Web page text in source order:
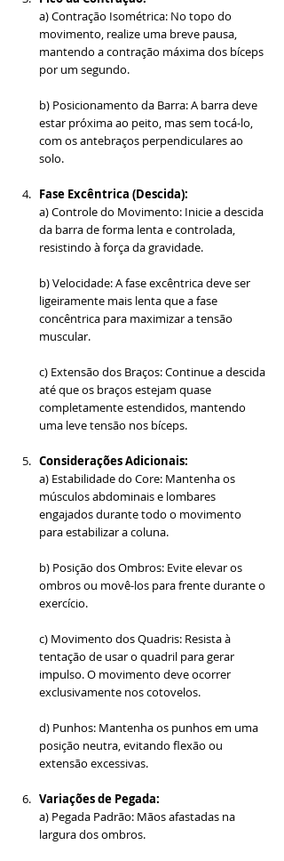
a) Contração Isométrica: No topo do
movimento, realize uma breve pausa,
mantendo a contração máxima dos bíceps
por um segundo.
b) Posicionamento da Barra: A barra deve
estar próxima ao peito, mas sem tocá-lo,
com os antebraços perpendiculares ao
solo.
Fase Excêntrica (Descida):
a) Controle do Movimento: Inicie a descida
da barra de forma lenta e controlada,
resistindo à força da gravidade.
b) Velocidade: A fase excêntrica deve ser
ligeiramente mais lenta que a fase
concêntrica para maximizar a tensão
muscular.
c) Extensão dos Braços: Continue a descida
até que os braços estejam quase
completamente estendidos, mantendo
uma leve tensão nos bíceps.
Considerações Adicionais:
a) Estabilidade do Core: Mantenha os
músculos abdominais e lombares
engajados durante todo o movimento
para estabilizar a coluna.
b) Posição dos Ombros: Evite elevar os
ombros ou movê-los para frente durante o
exercício.
c) Movimento dos Quadris: Resista à
tentação de usar o quadril para gerar
impulso. O movimento deve ocorrer
exclusivamente nos cotovelos.
d) Punhos: Mantenha os punhos em uma
posição neutra, evitando flexão ou
extensão excessivas.
Variações de Pegada:
a) Pegada Padrão: Mãos afastadas na
largura dos ombros.